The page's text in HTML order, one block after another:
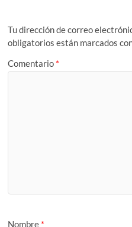
Tu dirección de correo
obligatorios están marcados
Comentario *
Nombre *